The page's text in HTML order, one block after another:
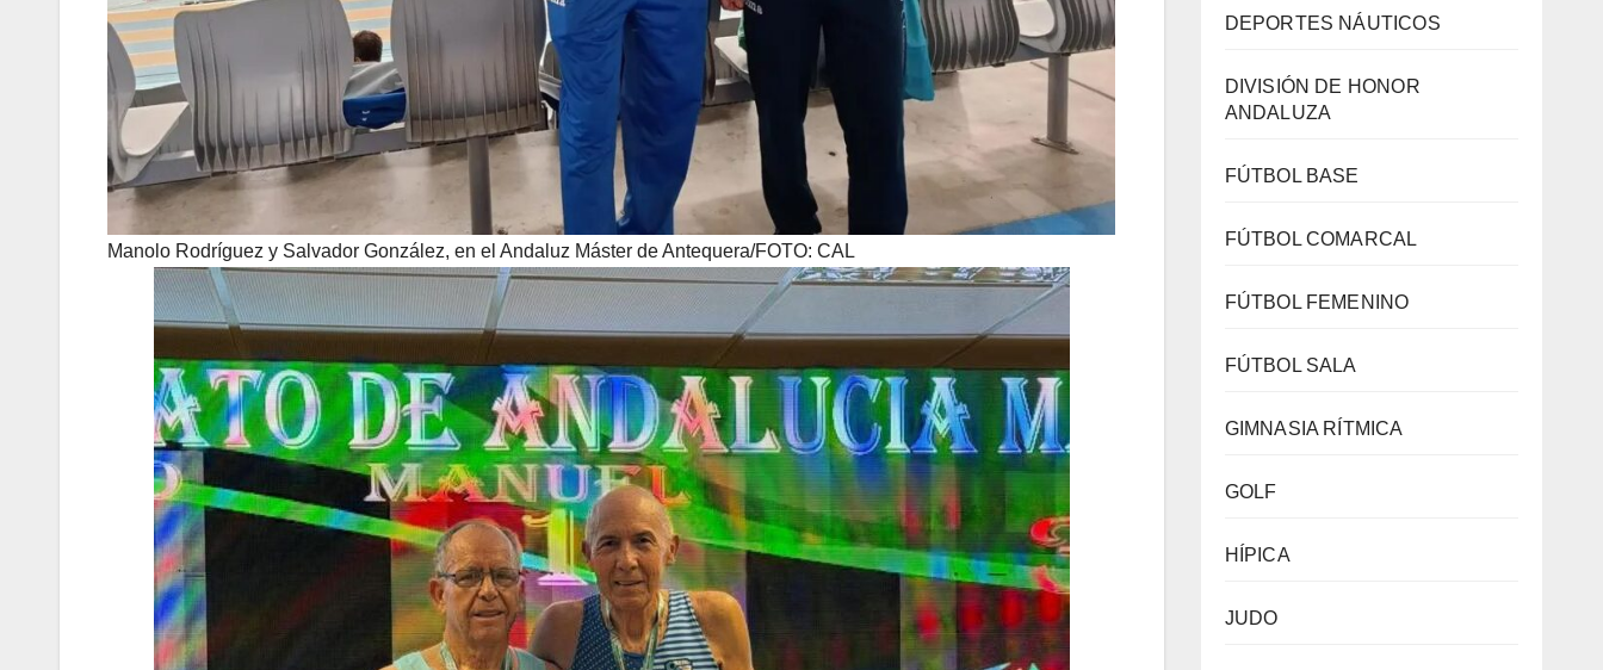
Manolo Rodríguez y Salvador González, en el Andaluz Máster de Antequera/FOTO: CAL
DEPORTES NÁUTICOS
DIVISIÓN DE HONOR
ANDALUZA
FÚTBOL BASE
FÚTBOL COMARCAL
FÚTBOL FEMENINO
FÚTBOL SALA
GIMNASIA RÍTMICA
GOLF
HÍPICA
JUDO